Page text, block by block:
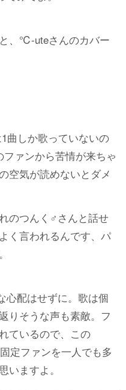
、℃-uteさんのカバー
1曲しか歌っていないの
ァンから苦情が来ちゃ
空気が読めないとダメ
のつんく♂さんと話せ
く言われるんです、パ
心配はせずに。歌は個
りそうな声も素敵。フ
ているので、この
定ファンを一人でも多
いますよ。